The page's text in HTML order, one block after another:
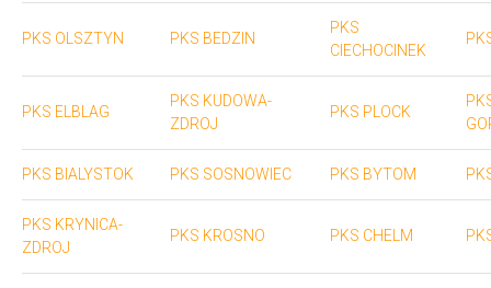
PKS OLSZTYN PKS BEDZIN
PKS
CIECHOCINEK
PKS ELBLAG
PKS KUDOWA-
ZDROJ
PKS PLOCK
PKS BIALYSTOK PKS SOSNOWIEC PKS BYTOM
PKS KRYNICA-
ZDROJ
PKS KROSNO PKS CHELM